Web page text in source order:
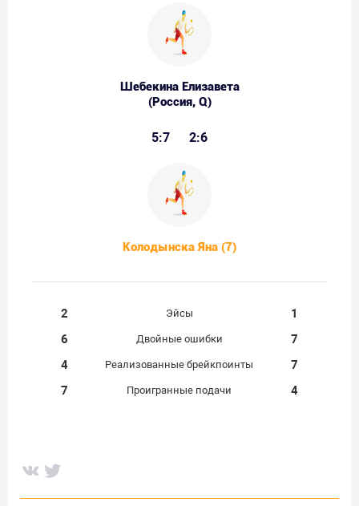
Шебекина Елизавета
(Россия, Q)
5:7 2:6
Колодынска Яна (7)
2 Эйсы
1
6
Двойные ошибки
7
4
Реализованные брейкпоинты
7
7
Проигранные подачи 4